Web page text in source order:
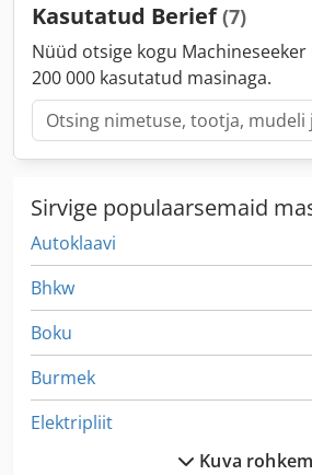
Kasutatud Berief(7)
Nüüd otsige kogu
200 000 kasutatud masinaga.
Sirvige populaarsemaid
Autoklaavi
Bhkw
Boku
Burmek
Elektripliit
Kuva rohkem